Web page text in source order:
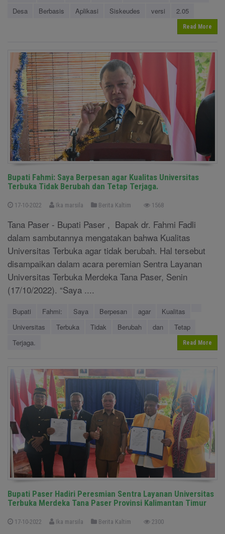
Desa
Berbasis Aplikasi Siskeudes versi 2.05
Read More
Bupati Fahmi: Saya Berpesan agar Kualitas Universitas
Terbuka Tidak Berubah dan Tetap Terjaga.
17-10-2022 Ika marsila Berita Kaltim 1568
Tana Paser - Bupati Paser , Bapak dr. Fahmi Fadli
dalam sambutannya mengatakan bahwa Kualitas
Universitas Terbuka agar tidak berubah. Hal tersebut
disampaikan dalam acara peremian Sentra Layanan
Universitas Terbuka Merdeka Tana Paser, Senin
(17/10/2022). “Saya ....
Bupati Fahmi: Saya Berpesan agar
Kualitas
Universitas
Terbuka Tidak Berubah dan
Tetap
Terjaga.
Read More
Bupati Paser Hadiri Peresmian Sentra Layanan Universitas
Terbuka Merdeka Tana Paser Provinsi Kalimantan Timur
17-10-2022 Ika marsila Berita Kaltim 2300